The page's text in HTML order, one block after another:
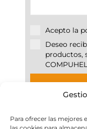
Para ofrecer las mejores
Acepto la
Deseo
productos,
24 años